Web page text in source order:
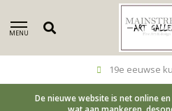
MENU
19e eeuwse
De nieuwe website is net online